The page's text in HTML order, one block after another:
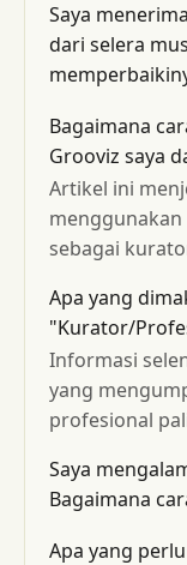
Saya
dari selera
Bagaimana
Grooviz saya
Artikel ini
sebagai
Apa yang
"Kurator/
Informasi
yang
profesional
Saya
Bagaimana
Apa yang